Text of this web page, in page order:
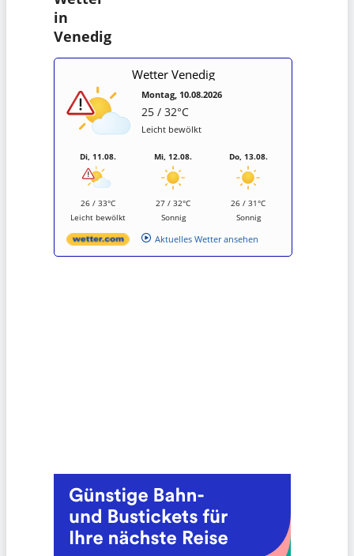
in
Venedig
Wetter Venedig
Montag, 10.08.2026
25 / 32°C
Leicht bewölkt
Di, 11.08.
26 / 33°C
Leicht bewölkt
Mi, 12.08.
27 / 32°C
Sonnig
Do, 13.08.
26 / 31°C
Sonnig
Aktuelles Wetter ansehen